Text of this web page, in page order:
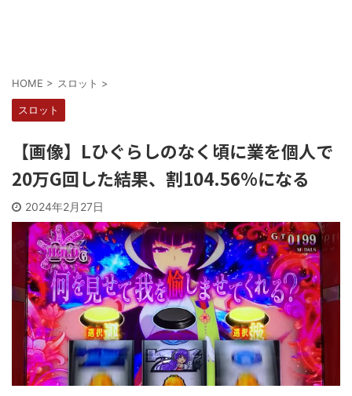
HOME > スロット >
スロット
【画像】Lひぐらしのなく頃に業を個人で
20万G回した結果、割104.56%になる
2024年2月27日